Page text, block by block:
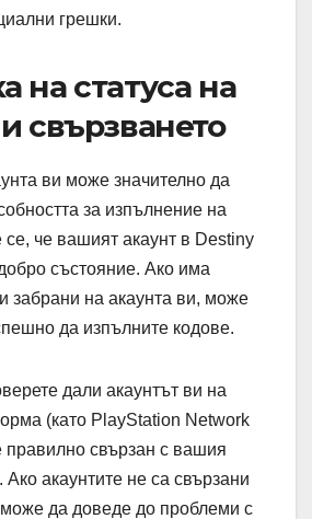
грешки.
на статуса на
свързването
ви може значително да
за изпълнение на
се, че вашият акаунт в Destiny
състояние. Ако има
забрани на акаунта ви, може
да изпълните кодове.
дали акаунтът ви на
(като PlayStation Network
правилно свързан с вашия
Ако акаунтите не са свързани
да доведе до проблеми с